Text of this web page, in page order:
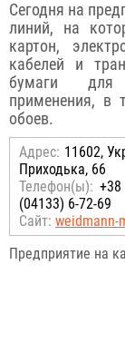
Сегодня на
линий, на
картон,
кабелей и
бумаги для
применения, в
обоев.
Адрес: 11602,
Приходька, 66
Телефон(ы):
(04133) 6-72-69
Сайт: weidmann-
Предприятие на